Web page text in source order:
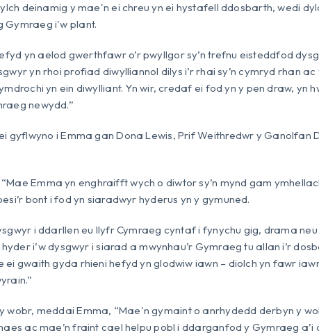
deinamig y mae'n ei chreu yn ei hystafell ddosbarth, wedi
Gymraeg i'w plant.
yn aelod gwerthfawr o’r pwyllgor sy’n trefnu eisteddfod
yn rhoi profiad diwylliannol dilys i’r rhai sy’n cymryd rhan ac
yn ein diwylliant. Yn wir, credaf ei fod yn y pen draw, yn
newydd.”
gyflwyno i Emma gan Dona Lewis, Prif Weithredwr y Ganolfan
Emma yn enghraifft wych o diwtor sy’n mynd gam
bont i fod yn siaradwyr hyderus yn y gymuned.
i ddarllen eu llyfr Cymraeg cyntaf i fynychu gig, drama
i’w dysgwyr i siarad a mwynhau’r Gymraeg tu allan i’r
ei gwaith gyda rhieni hefyd yn glodwiw iawn – diolch yn fawr
wobr, meddai Emma, “Mae'n gymaint o anrhydedd derbyn y
ac mae’n fraint cael helpu pobl i ddarganfod y Gymraeg a’i